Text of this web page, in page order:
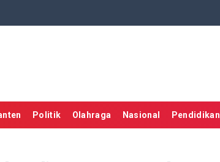
Politik Olahraga Nasional Pendidikan